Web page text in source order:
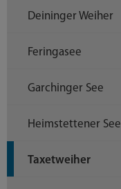
Deininger Weiher
Feringasee
Garchinger See
Heimstettener See
Taxetweiher